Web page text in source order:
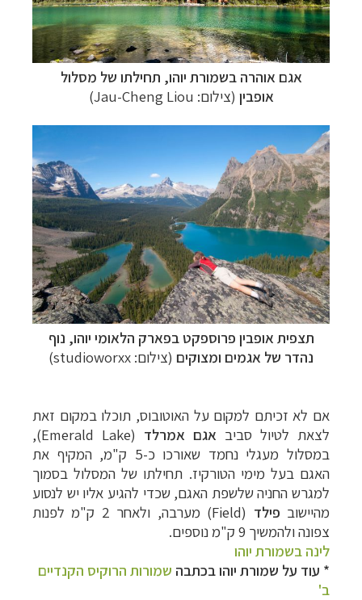
אגם אוהרה בשמורת יוהו, תחילתו של מסלול
אופבין (צילום: Jau-Cheng Liou)
תצפית אופבין פרוספקט בפארק הלאומי יוהו, נוף
נהדר של אגמים ומצוקים (צילום: studioworxx)
אם לא זכיתם למקום על האוטובוס, תוכלו במקום זאת
לצאת לטיול סביב אגם אמרלד (
Emerald Lake
),
במסלול מעגלי נחמד שאורכו כ-5 ק"מ, המקיף את
האגם בעל מימי הטורקיז. תחילתו של המסלול בסמוך
למגרש החניה שלשפת האגם, שכדי להגיע אליו יש לנסוע
מהיישוב פילד (
Field
) מערבה, ולאחר 2 ק"מ לפנות
צפונה ולהמשיך 9 ק"מ נוספים.
לינה בשמורת יוהו
* עוד על שמורת יוהו בכתבה שמורות הרוקיס הקנדיים
ב'